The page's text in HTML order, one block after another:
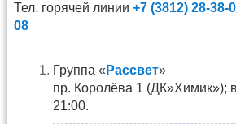
Тел. горячей линии +7 (3812) 28-38-
08
Группа « Рассвет»
пр. Королёва 1 (ДК»Химик»);
21:00.